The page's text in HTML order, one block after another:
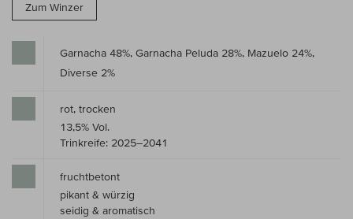
Zum Winzer
Garnacha 48%, Garnacha Peluda 28%, Mazuelo 24%,
Diverse 2%
rot, trocken
13,5% Vol.
Trinkreife: 2025–2041
fruchtbetont
pikant & würzig
seidig & aromatisch